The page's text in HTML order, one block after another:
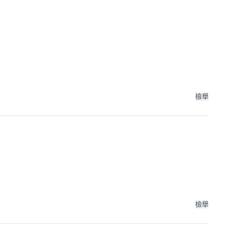
檢舉
檢舉